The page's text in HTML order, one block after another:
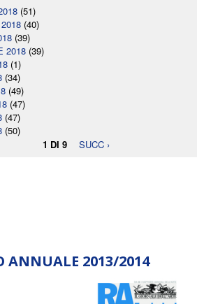
(51)
(40)
(39)
2018 (39)
(1)
(34)
(49)
(47)
(47)
(50)
1 DI 9
SUCC ›
ANNUALE 2013/2014